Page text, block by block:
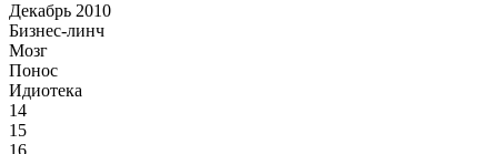
Декабрь 2010
Бизнес-линч
Мозг
Понос
Идиотека
14
15
16